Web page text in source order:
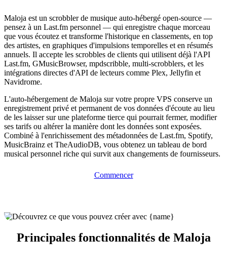
Maloja est un scrobbler de musique auto-hébergé open-source —
pensez à un Last.fm personnel — qui enregistre chaque morceau
que vous écoutez et transforme l'historique en classements, en top
des artistes, en graphiques d'impulsions temporelles et en résumés
annuels. Il accepte les scrobbles de clients qui utilisent déjà l'API
Last.fm, GMusicBrowser, mpdscribble, multi-scrobblers, et les
intégrations directes d'API de lecteurs comme Plex, Jellyfin et
Navidrome.
L'auto-hébergement de Maloja sur votre propre VPS conserve un
enregistrement privé et permanent de vos données d'écoute au lieu
de les laisser sur une plateforme tierce qui pourrait fermer, modifier
ses tarifs ou altérer la manière dont les données sont exposées.
Combiné à l'enrichissement des métadonnées de Last.fm, Spotify,
MusicBrainz et TheAudioDB, vous obtenez un tableau de bord
musical personnel riche qui survit aux changements de fournisseurs.
Commencer
Principales fonctionnalités de Maloja